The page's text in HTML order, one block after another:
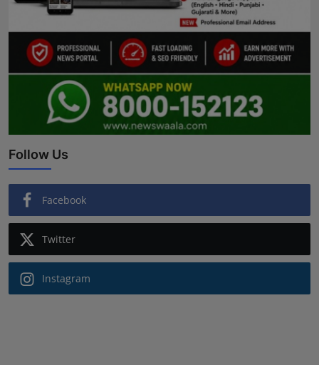
Follow Us
Facebook
Twitter
Instagram